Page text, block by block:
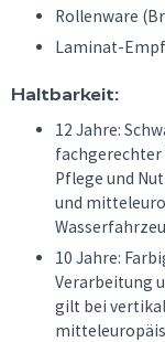
Rollenware
Laminat-
Haltbarkeit:
12 Jahre:
Pflege und
und
10 Jahre:
Verarbeitung
gilt bei